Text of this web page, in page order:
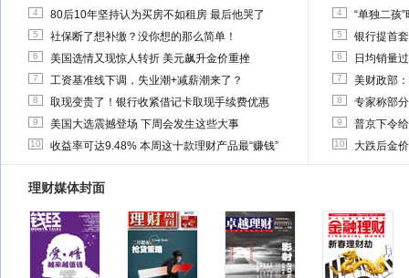
4 80后10年坚持认为买房不如租房 最后他哭了
5 社保断了想补缴？没你想的那么简单！
6 美国选情又现惊人转折 美元飙升金价重挫
7 工资基准线下调，失业潮+减薪潮来了？
8 取现变贵了！银行收紧借记卡取现手续费优惠
9 美国大选震撼登场 下周会发生这些大事
10 收益率可达9.48% 本周这十款理财产品最“赚钱”
4 “单独二孩
5 银行提首
6 日均销量
7 美财政部
8 专家称部
9 普京下令
10 大跌后金
理财媒体封面